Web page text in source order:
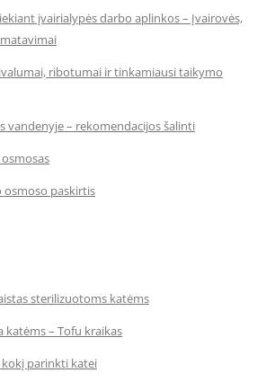
įvairialypės darbo aplinkos – Įvairovės,
ribotumai ir tinkamiausi taikymo
vandenyje – rekomendacijos šalinti
osmoso paskirtis
sterilizuotoms katėms
katėms – Tofu kraikas
kokį parinkti katei